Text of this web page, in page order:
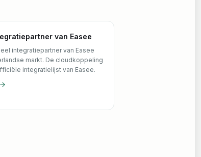
van Easee
integratiepartner van Easee
markt. De cloudkoppeling
integratielijst van Easee.